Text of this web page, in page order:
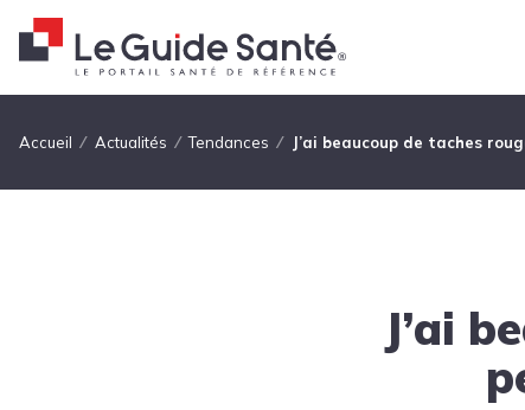
Fil d'Ariane
Accueil Actualités Tendances J’ai beaucoup de taches
J’ai